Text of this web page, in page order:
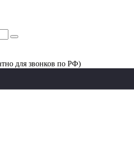
для звонков по РФ)